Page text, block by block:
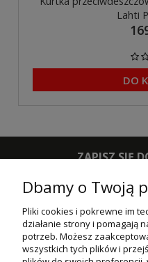
Lahti
DO
ZAPISZ SIĘ
Dbamy o Twoją
Pliki cookies i pokrewne im
działanie strony i pomagają
potrzeb. Możesz
wszystkich tych plików i